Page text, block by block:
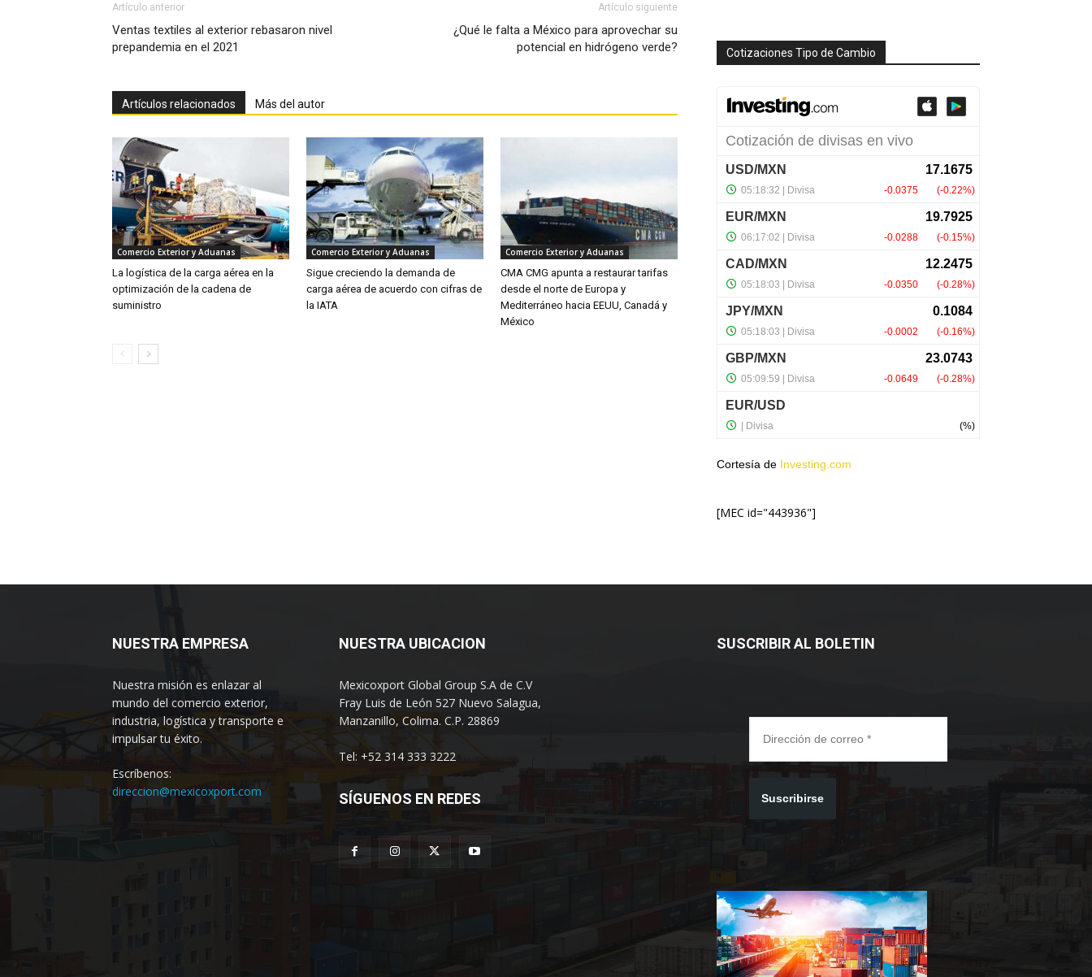
Artículo anterior
Ventas textiles al exterior rebasaron nivel
prepandemia en el 2021
Artículo siguiente
¿Qué le falta a México para aprovechar su
potencial en hidrógeno verde?
Artículos relacionados Más del autor
Comercio Exterior y Aduanas
La logística de la carga aérea en la
optimización de la cadena de
suministro
Comercio Exterior y Aduanas
Sigue creciendo la demanda de
carga aérea de acuerdo con cifras de
la IATA
Comercio Exterior y Aduanas
CMA CMG apunta a restaurar tarifas
desde el norte de Europa y
Mediterráneo hacia EEUU, Canadá y
México
Cotizaciones Tipo de Cambio
Cortesía de Investing.com
[MEC id="443936"]
NUESTRA EMPRESA
Nuestra misión es enlazar al
mundo del comercio exterior,
industria, logística y transporte e
impulsar tu éxito.
Escríbenos:
direccion@mexicoxport.com
NUESTRA UBICACION
Mexicoxport Global Group S.A de C.V
Fray Luis de León 527 Nuevo Salagua,
Manzanillo, Colima. C.P. 28869
Tel: +52 314 333 3222
SÍGUENOS EN REDES
SUSCRIBIR AL BOLETIN
Suscribirse